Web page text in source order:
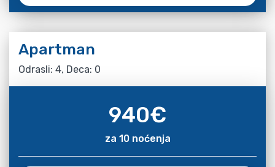
Apartman
Odrasli: 4, Deca: 0
940€
za 10 noćenja